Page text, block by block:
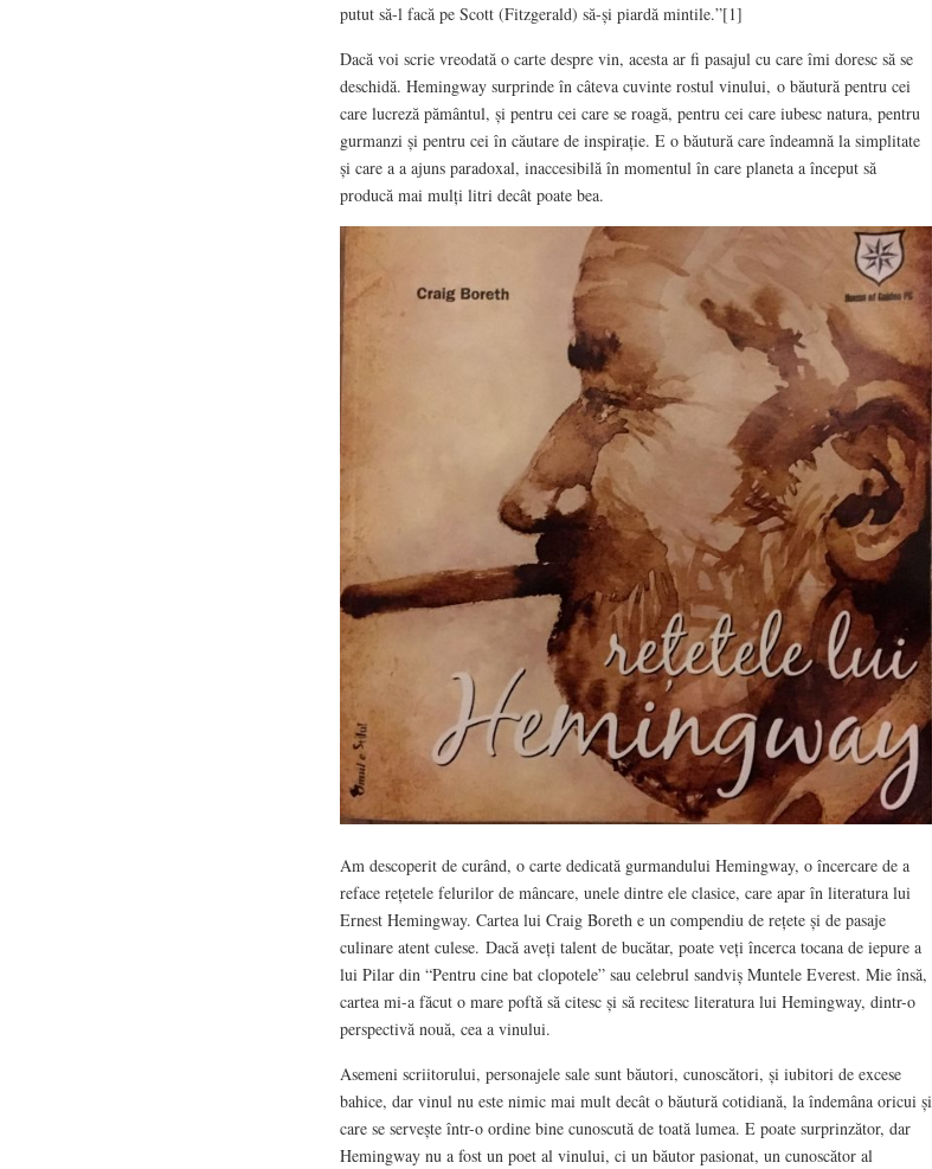
putut să-l facă pe Scott (Fitzgerald) să-și piardă mintile.”[1]
Dacă voi scrie vreodată o carte despre vin, acesta ar fi pasajul cu care îmi doresc să se
deschidă. Hemingway surprinde în câteva cuvinte rostul vinului, o băutură pentru cei
care lucreză pământul, și pentru cei care se roagă, pentru cei care iubesc natura, pentru
gurmanzi și pentru cei în căutare de inspirație. E o băutură care îndeamnă la simplitate
și care a a ajuns paradoxal, inaccesibilă în momentul în care planeta a început să
producă mai mulți litri decât poate bea.
Am descoperit de curând, o carte dedicată gurmandului Hemingway, o încercare de a
reface rețetele felurilor de mâncare, unele dintre ele clasice, care apar în literatura lui
Ernest Hemingway. Cartea lui Craig Boreth e un compendiu de rețete și de pasaje
culinare atent culese. Dacă aveți talent de bucătar, poate veți încerca tocana de iepure a
lui Pilar din “Pentru cine bat clopotele” sau celebrul sandviș Muntele Everest. Mie însă,
cartea mi-a făcut o mare poftă să citesc și să recitesc literatura lui Hemingway, dintr-o
perspectivă nouă, cea a vinului.
Asemeni scriitorului, personajele sale sunt băutori, cunoscători, și iubitori de excese
bahice, dar vinul nu este nimic mai mult decât o băutură cotidiană, la îndemâna oricui și
care se servește într-o ordine bine cunoscută de toată lumea. E poate surprinzător, dar
Hemingway nu a fost un poet al vinului, ci un băutor pasionat, un cunoscător al